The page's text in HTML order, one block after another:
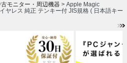
モニター・周辺機器 > Apple Magic
ヤレス 純正 テンキー付 JIS規格 ( 日本語キー